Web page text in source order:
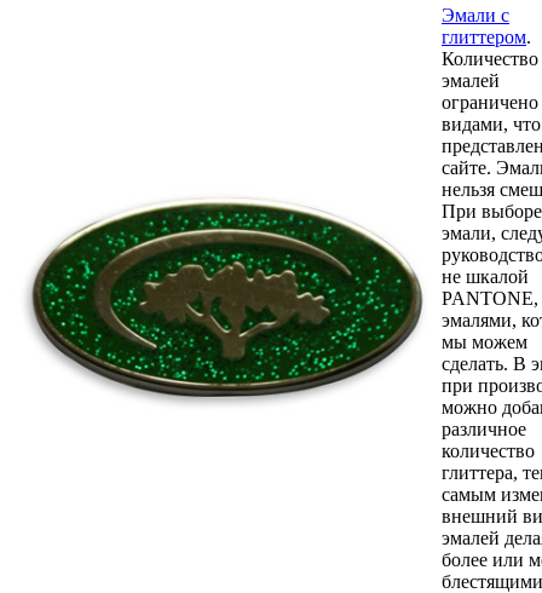
Эмали с
глиттером.
Количество
эмалей
видами, что
сайте.
нельзя
При выборе
эмали,
не шкалой
PANTONE,
эмалями,
мы можем
сделать. В
при
можно
различное
количество
глиттера,
самым
внешний
эмалей
более или